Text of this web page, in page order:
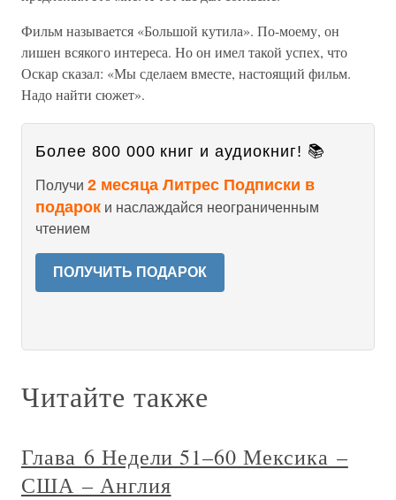
Фильм называется «Большой кутила». По-моему, он
лишен всякого интереса. Но он имел такой успех, что
Оскар сказал: «Мы сделаем вместе, настоящий фильм.
Надо найти сюжет».
Более 800 000 книг и аудиокниг! 📚
Получи 2 месяца Литрес Подписки в
подарок и наслаждайся неограниченным
чтением
ПОЛУЧИТЬ ПОДАРОК
Читайте также
Глава 6 Недели 51–60 Мексика –
США – Англия